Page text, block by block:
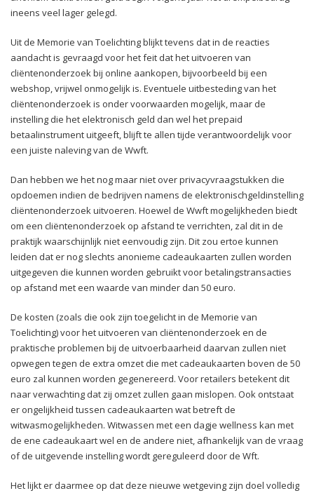
ineens veel lager gelegd.
Uit de Memorie van Toelichting blijkt tevens dat in de reacties
aandacht is gevraagd voor het feit dat het uitvoeren van
cliëntenonderzoek bij online aankopen, bijvoorbeeld bij een
webshop, vrijwel onmogelijk is. Eventuele uitbesteding van het
cliëntenonderzoek is onder voorwaarden mogelijk, maar de
instelling die het elektronisch geld dan wel het prepaid
betaalinstrument uitgeeft, blijft te allen tijde verantwoordelijk voor
een juiste naleving van de Wwft.
Dan hebben we het nog maar niet over privacyvraagstukken die
opdoemen indien de bedrijven namens de elektronischgeldinstelling
cliëntenonderzoek uitvoeren. Hoewel de Wwft mogelijkheden biedt
om een cliëntenonderzoek op afstand te verrichten, zal dit in de
praktijk waarschijnlijk niet eenvoudig zijn. Dit zou ertoe kunnen
leiden dat er nog slechts anonieme cadeaukaarten zullen worden
uitgegeven die kunnen worden gebruikt voor betalingstransacties
op afstand met een waarde van minder dan 50 euro.
De kosten (zoals die ook zijn toegelicht in de Memorie van
Toelichting) voor het uitvoeren van cliëntenonderzoek en de
praktische problemen bij de uitvoerbaarheid daarvan zullen niet
opwegen tegen de extra omzet die met cadeaukaarten boven de 50
euro zal kunnen worden gegenereerd. Voor retailers betekent dit
naar verwachting dat zij omzet zullen gaan mislopen. Ook ontstaat
er ongelijkheid tussen cadeaukaarten wat betreft de
witwasmogelijkheden. Witwassen met een dagje wellness kan met
de ene cadeaukaart wel en de andere niet, afhankelijk van de vraag
of de uitgevende instelling wordt gereguleerd door de Wft.
Het lijkt er daarmee op dat deze nieuwe wetgeving zijn doel volledig